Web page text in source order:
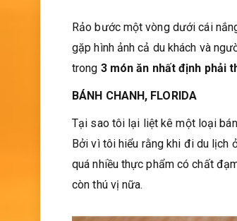
Rảo bước một vòng dưới cái
gặp hình ảnh cả du khách và
trong 3 món ăn nhất định phải
BÁNH CHANH, FLORIDA
Tại sao tôi lại liệt kê một loại
Bởi vì tôi hiểu rằng khi đi du lịch
quá nhiều thực phẩm có chất
còn thú vị nữa.